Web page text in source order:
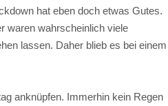
hat eben doch etwas Gutes.
waren wahrscheinlich viele
lassen. Daher blieb es bei einem
anknüpfen. Immerhin kein Regen